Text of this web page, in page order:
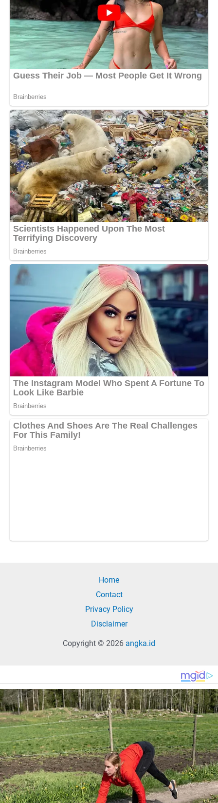
Home
Contact
Privacy Policy
Disclaimer
Copyright © 2026 angka.id